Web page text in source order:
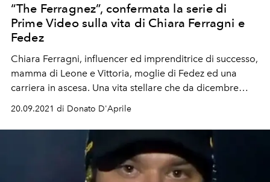
“The Ferragnez”, confermata la serie di
Prime Video sulla vita di Chiara Ferragni e
Fedez
Chiara Ferragni, influencer ed imprenditrice di successo,
mamma di Leone e Vittoria, moglie di Fedez ed una
carriera in ascesa. Una vita stellare che da dicembre
diventerà un docu-reality di otto episodi firmato
The Ferragnez
20.09.2021 di Donato D'Aprile